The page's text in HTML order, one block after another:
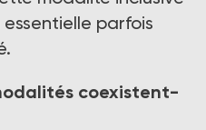
parfois
coexistent-